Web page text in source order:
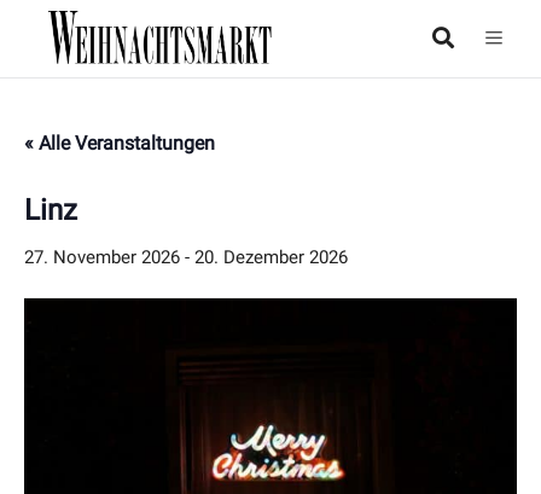
« Alle Veranstaltungen
Linz
27. November 2026 - 20. Dezember 2026